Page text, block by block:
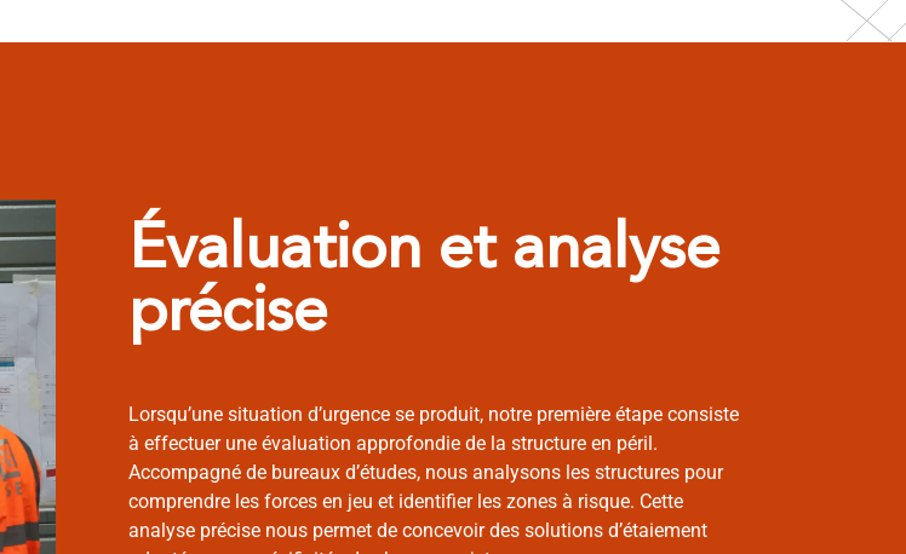
Évaluation et analyse
précise
Lorsqu’une situation d’urgence se produit, notre première étape consiste
à effectuer une évaluation approfondie de la structure en péril.
Accompagné de bureaux d’études, nous analysons les structures pour
comprendre les forces en jeu et identifier les zones à risque. Cette
analyse précise nous permet de concevoir des solutions d’étaiement